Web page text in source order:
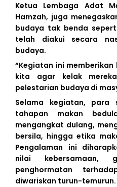
Ketua Lembaga Adat
Hamzah, juga
budaya tak benda
telah diakui secara
budaya.
“Kegiatan ini
kita agar kelak
pelestarian budaya di
Selama kegiatan, para
tahapan makan
mengangkat dulang,
bersila, hingga etika
Pengalaman ini
nilai kebersamaan,
penghormatan
diwariskan turun-temurun.